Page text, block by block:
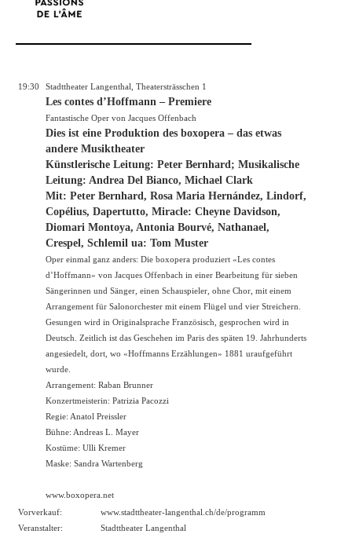
19:30 Stadttheater Langenthal, Theatersträsschen 1
Les contes d’Hoffmann – Premiere
Fantastische Oper von Jacques Offenbach
Dies ist eine Produktion des boxopera – das etwas
andere Musiktheater
Künstlerische Leitung: Peter Bernhard; Musikalische
Leitung: Andrea Del Bianco, Michael Clark
Mit: Peter Bernhard, Rosa Maria Hernández, Lindorf,
Copélius, Dapertutto, Miracle: Cheyne Davidson,
Diomari Montoya, Antonia Bourvé, Nathanael,
Crespel, Schlemil ua: Tom Muster
Oper einmal ganz anders: Die boxopera produziert «Les contes
d’Hoffmann» von Jacques Offenbach in einer Bearbeitung für sieben
Sängerinnen und Sänger, einen Schauspieler, ohne Chor, mit einem
Arrangement für Salonorchester mit einem Flügel und vier Streichern.
Gesungen wird in Originalsprache Französisch, gesprochen wird in
Deutsch. Zeitlich ist das Geschehen im Paris des späten 19. Jahrhunderts
angesiedelt, dort, wo «Hoffmanns Erzählungen» 1881 uraufgeführt
wurde.
Arrangement: Raban Brunner
Konzertmeisterin: Patrizia Pacozzi
Regie: Anatol Preissler
Bühne: Andreas L. Mayer
Kostüme: Ulli Kremer
Maske: Sandra Wartenberg
www.boxopera.net
Vorverkauf:
www.stadttheater-langenthal.ch/de/programm
Veranstalter:
Stadttheater Langenthal